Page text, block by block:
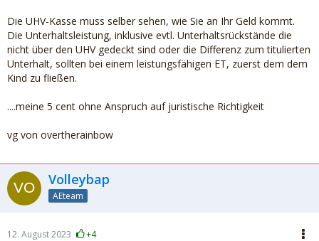
Die UHV-Kasse muss selber sehen, wie Sie an Ihr Geld kommt.
Die Unterhaltsleistung, inklusive evtl. Unterhaltsrückstände die
nicht über den UHV gedeckt sind oder die Differenz zum titulierten
Unterhalt, sollten bei einem leistungsfähigen ET, zuerst dem dem
Kind zu fließen.
....meine 5 cent ohne Anspruch auf juristische Richtigkeit
vg von overtherainbow
Volleybap
AEteam
12. August 2023 +4